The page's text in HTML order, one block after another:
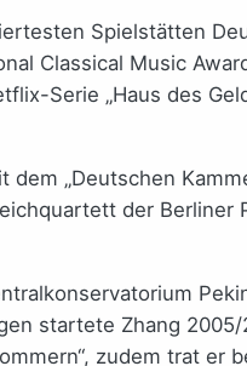
Spielstätten
Classical Music
Serie „Haus des
„Deutschen
der Berliner
startete Zhang
zudem trat er